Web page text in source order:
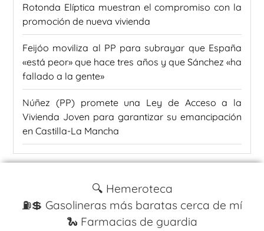
Rotonda Elíptica muestran el compromiso con la
promoción de nueva vivienda
Feijóo moviliza al PP para subrayar que España
«está peor» que hace tres años y que Sánchez «ha
fallado a la gente»
Núñez (PP) promete una Ley de Acceso a la
Vivienda Joven para garantizar su emancipación
en Castilla-La Mancha
🔍 Hemeroteca
⛽️💲 Gasolineras más baratas cerca de mí
🐍 Farmacias de guardia